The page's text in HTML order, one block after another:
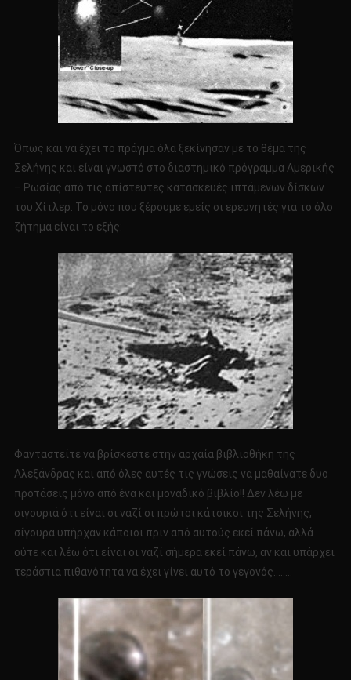
Όπως και να έχει το πράγμα όλα ξεκίνησαν με το θέμα της
Σελήνης και είναι γνωστό στο διαστημικό πρόγραμμα Αμερικής
– Ρωσίας από τις απίστευτες κατασκευές ιπτάμενων δίσκων
του Χίτλερ. Το μόνο που ξέρουμε εμείς οι ερευνητές για το όλο
ζήτημα είναι το εξής:
Φανταστείτε να βρίσκεστε στην αρχαία βιβλιοθήκη της
Αλεξάνδρας και από όλες αυτές τις γνώσεις να μαθαίνατε δυο
προτάσεις μόνο από ένα και μοναδικό βιβλίο!! Δεν λέω με
σιγουριά ότι είναι οι ναζί οι πρώτοι κάτοικοι της Σελήνης,
σίγουρα υπήρχαν κάποιοι πριν από αυτούς εκεί πάνω, αλλά
ούτε και λέω ότι είναι οι ναζί σήμερα εκεί πάνω, αν και υπάρχει
τεράστια πιθανότητα να έχει γίνει αυτό το γεγονός……..